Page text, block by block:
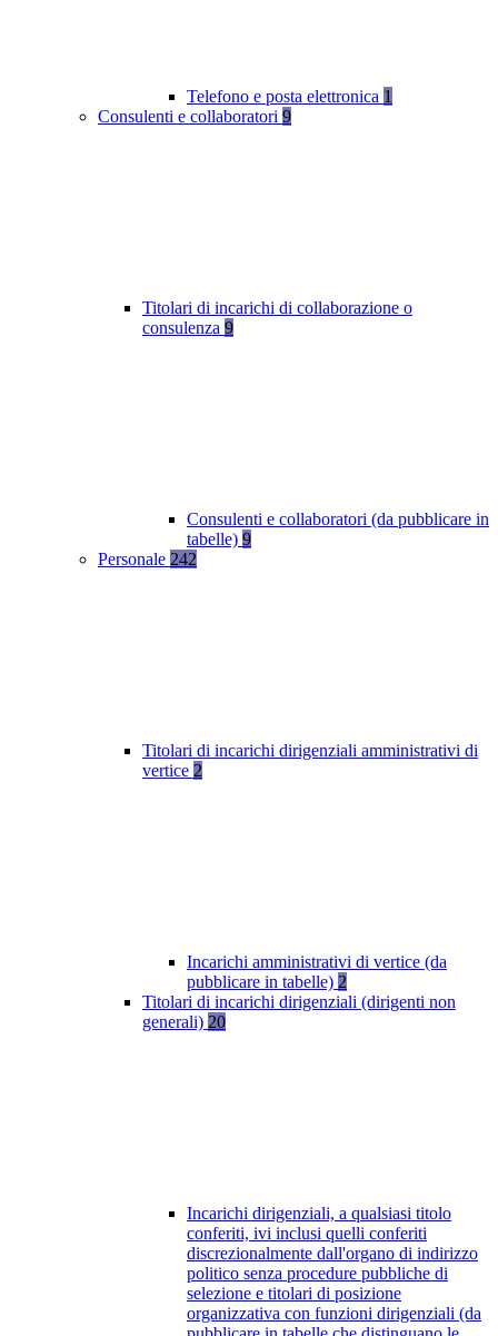
Telefono e posta elettronica 1
Consulenti e collaboratori 9
Titolari di incarichi di collaborazione o
consulenza 9
Consulenti e collaboratori (da pubblicare in
tabelle) 9
Personale 242
Titolari di incarichi dirigenziali amministrativi di
vertice 2
Incarichi amministrativi di vertice (da
pubblicare in tabelle) 2
Titolari di incarichi dirigenziali (dirigenti non
generali) 20
Incarichi dirigenziali, a qualsiasi titolo
conferiti, ivi inclusi quelli conferiti
discrezionalmente dall'organo di indirizzo
politico senza procedure pubbliche di
selezione e titolari di posizione
organizzativa con funzioni dirigenziali (da